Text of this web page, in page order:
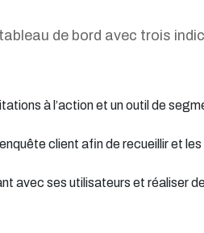
de bord avec trois
à l’action et un outil de
client afin de recueillir et
avec ses utilisateurs et réaliser